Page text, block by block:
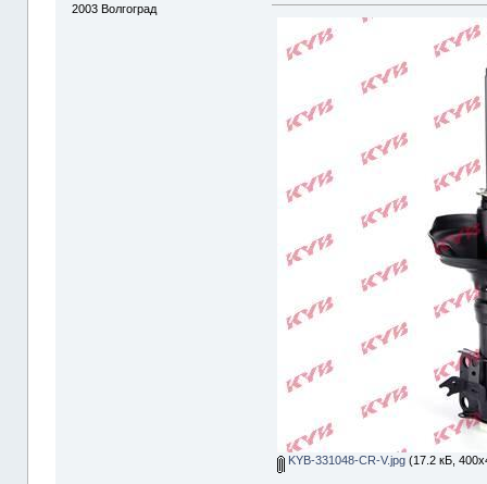
2003 Волгоград
KYB-331048-CR-V.jpg (17.2 кБ,